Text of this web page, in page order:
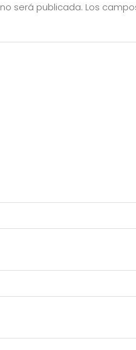
será publicada. Los